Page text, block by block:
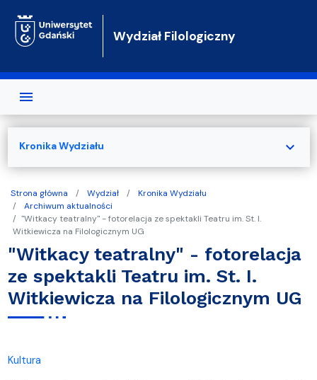
Wydział Filologiczny
Strona główna Wydział
Kronika Wydziału
Archiwum aktualności
"Witkacy teatralny" - fotorelacja ze spektakli Teatru im. St. I.
Witkiewicza na Filologicznym UG
"Witkacy teatralny" - fotorelacja
ze spektakli Teatru im. St. I.
Witkiewicza na Filologicznym UG
Kultura
Kronika Wydziału expand_more